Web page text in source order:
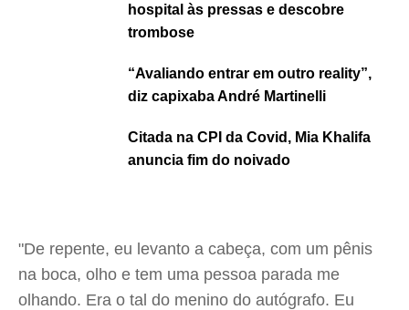
hospital às pressas e descobre
trombose
“Avaliando entrar em outro reality”,
diz capixaba André Martinelli
Citada na CPI da Covid, Mia Khalifa
anuncia fim do noivado
"De repente, eu levanto a cabeça, com um pênis
na boca, olho e tem uma pessoa parada me
olhando. Era o tal do menino do autógrafo. Eu